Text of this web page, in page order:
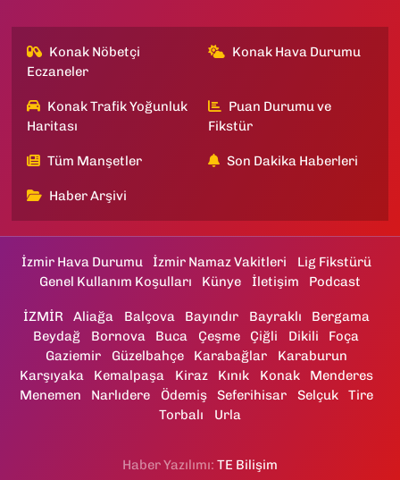
Konak Nöbetçi
Eczaneler
Konak Hava Durumu
Konak Trafik Yoğunluk
Haritası
Puan Durumu ve
Fikstür
Tüm Manşetler Son Dakika Haberleri
Haber Arşivi
İzmir Hava Durumu İzmir Namaz Vakitleri
Lig Fikstürü
Genel Kullanım Koşulları
Künye İletişim Podcast
İZMİR Aliağa Balçova Bayındır Bayraklı
Bergama
Beydağ
Bornova Buca Çeşme Çiğli Dikili
Foça
Gaziemir
Güzelbahçe Karabağlar
Karaburun
Karşıyaka
Kemalpaşa Kiraz Kınık Konak
Menderes
Menemen
Narlıdere Ödemiş Seferihisar Selçuk
Tire
Torbalı
Urla
Haber Yazılımı: TE Bilişim